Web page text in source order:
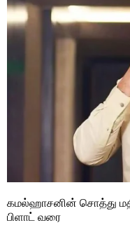
கமல்ஹாசனின் சொத்து
பிளாட் வரை